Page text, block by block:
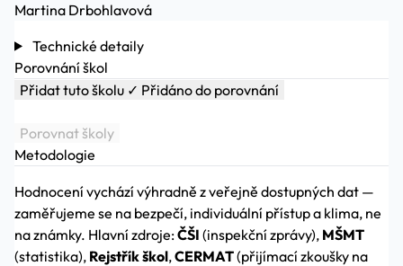
Martina Drbohlavová
Technické detaily
Porovnání škol
Přidat tuto školu ✓ Přidáno do porovnání
Porovnat školy
Metodologie
Hodnocení vychází výhradně z veřejně dostupných dat —
zaměřujeme se na bezpečí, individuální přístup a klima, ne
na známky. Hlavní zdroje:ČŠI (inspekční zprávy), MŠMT
(statistika), Rejstřík škol,CERMAT(přijímací zkoušky na